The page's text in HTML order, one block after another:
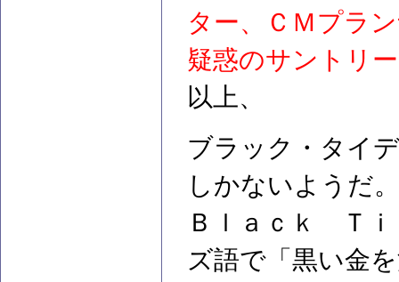
ター、ＣＭプラ
疑惑のサントリ
以上、
ブラック・タイ
しかないようだ。
Ｂｌａｃｋ Ｔｉ
ズ語で「黒い金